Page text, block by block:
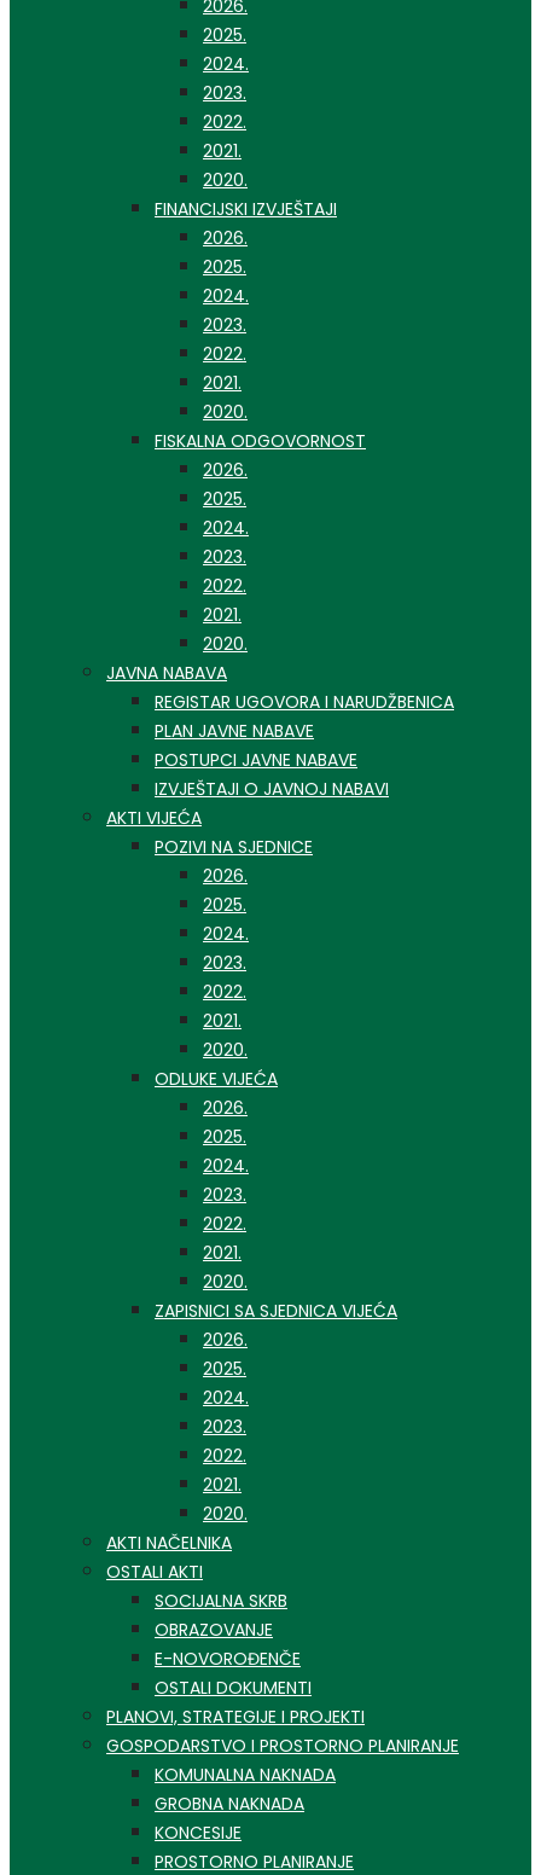
2026.
2025.
2024.
2023.
2022.
2021.
2020.
FINANCIJSKI IZVJEŠTAJI
2026.
2025.
2024.
2023.
2022.
2021.
2020.
FISKALNA ODGOVORNOST
2026.
2025.
2024.
2023.
2022.
2021.
2020.
JAVNA NABAVA
REGISTAR UGOVORA I NARUDŽBENICA
PLAN JAVNE NABAVE
POSTUPCI JAVNE NABAVE
IZVJEŠTAJI O JAVNOJ NABAVI
AKTI VIJEĆA
POZIVI NA SJEDNICE
2026.
2025.
2024.
2023.
2022.
2021.
2020.
ODLUKE VIJEĆA
2026.
2025.
2024.
2023.
2022.
2021.
2020.
ZAPISNICI SA SJEDNICA VIJEĆA
2026.
2025.
2024.
2023.
2022.
2021.
2020.
AKTI NAČELNIKA
OSTALI AKTI
SOCIJALNA SKRB
OBRAZOVANJE
E-NOVOROĐENČE
OSTALI DOKUMENTI
PLANOVI, STRATEGIJE I PROJEKTI
GOSPODARSTVO I PROSTORNO PLANIRANJE
KOMUNALNA NAKNADA
GROBNA NAKNADA
KONCESIJE
PROSTORNO PLANIRANJE